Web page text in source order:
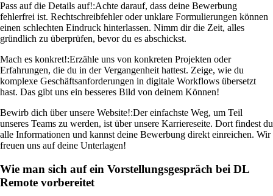
Pass auf die Details auf!:Achte darauf, dass deine Bewerbung
fehlerfrei ist. Rechtschreibfehler oder unklare Formulierungen können
einen schlechten Eindruck hinterlassen. Nimm dir die Zeit, alles
gründlich zu überprüfen, bevor du es abschickst.
Mach es konkret!:Erzähle uns von konkreten Projekten oder
Erfahrungen, die du in der Vergangenheit hattest. Zeige, wie du
komplexe Geschäftsanforderungen in digitale Workflows übersetzt
hast. Das gibt uns ein besseres Bild von deinem Können!
Bewirb dich über unsere Website!:Der einfachste Weg, um Teil
unseres Teams zu werden, ist über unsere Karriereseite. Dort findest du
alle Informationen und kannst deine Bewerbung direkt einreichen. Wir
freuen uns auf deine Unterlagen!
Wie man sich auf ein Vorstellungsgespräch bei DL
Remote vorbereitet